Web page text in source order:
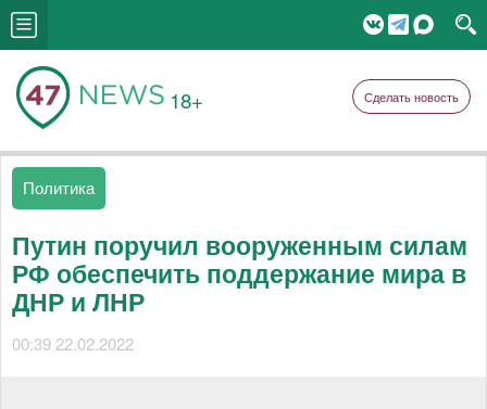
18+ Сделать новость
Политика
Путин поручил вооруженным силам
РФ обеспечить поддержание мира в
ДНР и ЛНР
00:39 22.02.2022